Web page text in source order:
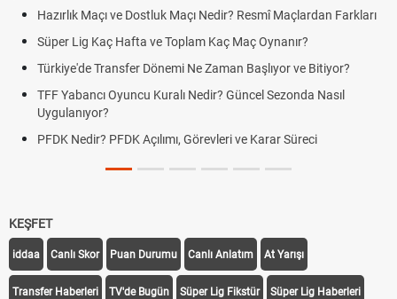
Hazırlık Maçı ve Dostluk Maçı Nedir? Resmî Maçlardan Farkları
Süper Lig Kaç Hafta ve Toplam Kaç Maç Oynanır?
Türkiye'de Transfer Dönemi Ne Zaman Başlıyor ve Bitiyor?
TFF Yabancı Oyuncu Kuralı Nedir? Güncel Sezonda Nasıl
Uygulanıyor?
PFDK Nedir? PFDK Açılımı, Görevleri ve Karar Süreci
KEŞFET
iddaa Canlı Skor Puan Durumu Canlı Anlatım At Yarışı
Transfer Haberleri TV'de Bugün Süper Lig Fikstür Süper Lig Haberleri